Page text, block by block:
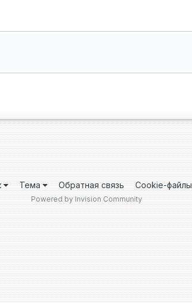
Тема Обратная связь Cookie-файлы
Powered by Invision Community